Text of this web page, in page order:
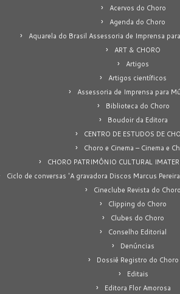
Acervos do Choro
Agenda do Choro
Aquarela do Brasil Assessoria de Imprensa
ART & CHORO
Artigos
Artigos científicos
Assessoria de Imprensa para
Biblioteca do Choro
Boudoir da Editora
CENTRO DE ESTUDOS DE
Choro e Cinema – Cinema e
CHORO PATRIMÔNIO CULTURAL
Ciclo de conversas 'A gravadora Discos Marcus
Cineclube Revista do Choro
Clipping do Choro
Clubes do Choro
Conselho Editorial
Denúncias
Dossiê Registro do Choro
Editais
Editora Flor Amorosa